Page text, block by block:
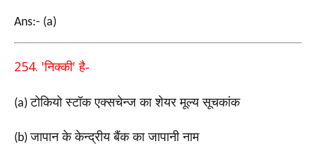
Ans:- (a)
254. 'निक्की'है-
(a)टोकियो स्टॉक एक्सचेन्ज का शेयर मूल्य सूचकांक
(b)जापान के केन्द्रीय बैंक का जापानी नाम